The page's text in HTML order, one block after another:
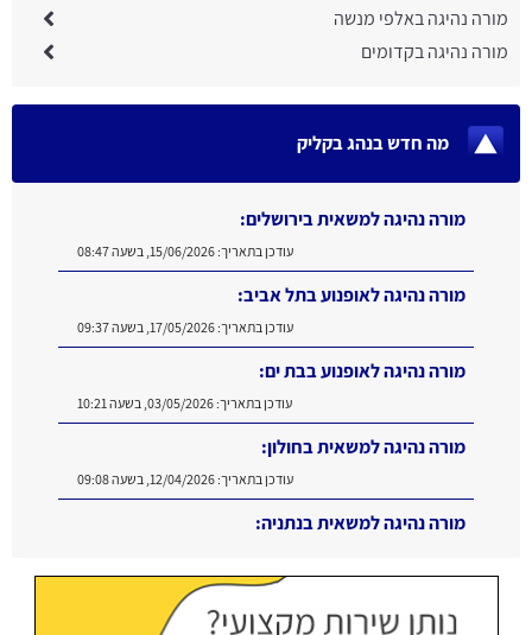
מורה נהיגה באלפי מנשה
מורה נהיגה בקדומים
מה חדש בנהג בקליק
מורה נהיגה למשאית בירושלים:
עודכן בתאריך:15/06/2026, בשעה 08:47
מורה נהיגה לאופנוע בתל אביב:
עודכן בתאריך:17/05/2026, בשעה 09:37
מורה נהיגה לאופנוע בבת ים:
עודכן בתאריך:03/05/2026, בשעה 10:21
מורה נהיגה למשאית בחולון:
עודכן בתאריך:12/04/2026, בשעה 09:08
מורה נהיגה למשאית בנתניה: